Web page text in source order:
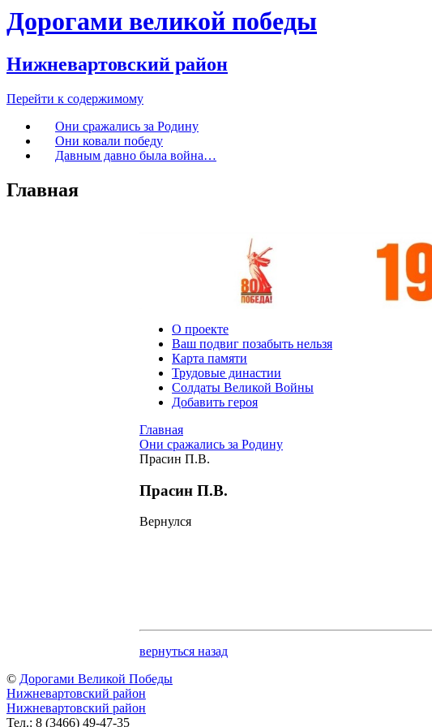
Дорогами великой победы
Нижневартовский район
Перейти к содержимому
Они сражались за Родину
Они ковали победу
Давным давно была война…
Главная
О проекте
Ваш подвиг позабыть нельзя
Карта памяти
Трудовые династии
Солдаты Великой Войны
Добавить героя
Главная
Они сражались за Родину
Прасин П.В.
Прасин П.В.
Вернулся
вернуться назад
© Дорогами Великой Победы
Нижневартовский район
Нижневартовский район
Тел.: 8 (3466) 49-47-35